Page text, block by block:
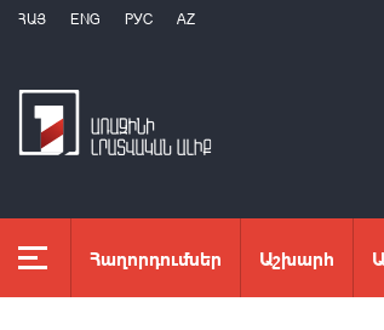
ՀԱՅ ENG РУС AZ
Հաղորդումներ Աշխարհ